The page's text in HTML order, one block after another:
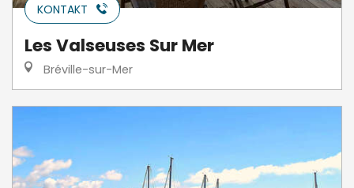
KONTAKT
Les Valseuses Sur Mer
Bréville-sur-Mer